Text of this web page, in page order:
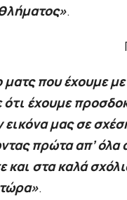
.
που έχουμε με
έχουμε
εικόνα μας σε
πρώτα απ’
και στα καλά
.